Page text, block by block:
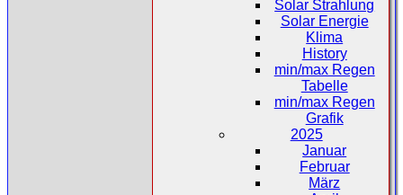
Solar Strahlung
Solar Energie
Klima
History
min/max Regen
Tabelle
min/max Regen
Grafik
2025
Januar
Februar
März